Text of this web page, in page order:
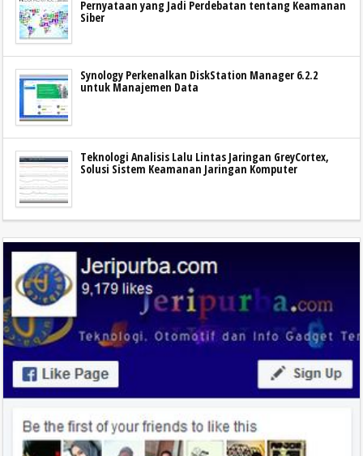
Pernyataan yang Jadi Perdebatan tentang Keamanan
Siber
Synology Perkenalkan DiskStation Manager 6.2.2
untuk Manajemen Data
Teknologi Analisis Lalu Lintas Jaringan GreyCortex,
Solusi Sistem Keamanan Jaringan Komputer